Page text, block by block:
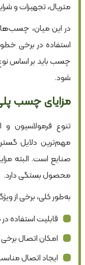
متریال، تجهیزات و
استفاده در برخی
چسب باید بر اساس نوع
شود.
مزایای چسب
تنوع فرمولاسیون و
مهم‌ترین دلایل
صنایع است. البته
محصول بستگی دارد.
به‌طور کلی، برخی از
قابلیت استفاده
امکان اتصال
ایجاد اتصال